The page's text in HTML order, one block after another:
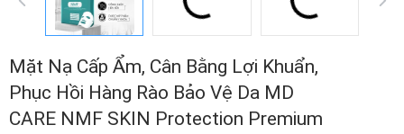
Mặt Nạ Cấp Ẩm, Cân Bằng Lợi Khuẩn,
Phục Hồi Hàng Rào Bảo Vệ Da MD
CARE NMF SKIN Protection Premium